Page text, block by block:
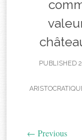
PUBLISHED
← Previous